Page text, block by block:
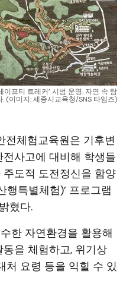
프티 트레커’ 시범 운영. 자연 속 탐
(이미지: 세종시교육청/SNS 타임즈)
전체험교육원은 기후변
사고에 대비해 학생들
도적 도전정신을 함양
행특별체험)’ 프로그램
혔다.
한 자연환경을 활용해
을 체험하고, 위기상
처 요령 등을 익힐 수 있